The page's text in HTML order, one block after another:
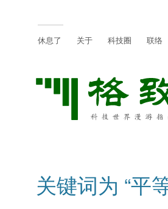
休息了 关于 科技圈 联络
关键词为 “平